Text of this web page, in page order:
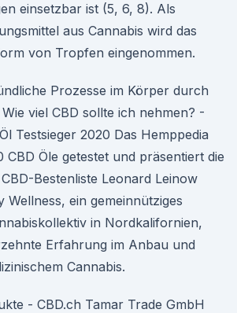
einsetzbar ist (5, 6, 8). Als
aus Cannabis wird das
von Tropfen eingenommen.
Prozesse im Körper durch
viel CBD sollte ich nehmen? -
Testsieger 2020 Das Hemppedia
CBD Öle getestet und präsentiert die
Bestenliste Leonard Leinow
Wellness, ein gemeinnütziges
in Nordkalifornien,
Erfahrung im Anbau und
Cannabis.
- CBD.ch Tamar Trade GmbH